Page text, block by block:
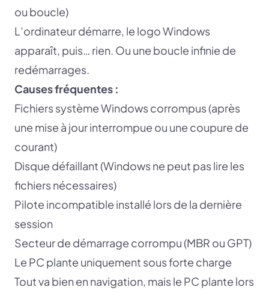
ou boucle)
L’ordinateur démarre, le logo Windows
apparaît, puis… rien. Ou une boucle infinie de
redémarrages.
Causes fréquentes :
Fichiers système Windows corrompus (après
une mise à jour interrompue ou une coupure de
courant)
Disque défaillant (Windows ne peut pas lire les
fichiers nécessaires)
Pilote incompatible installé lors de la dernière
session
Secteur de démarrage corrompu (MBR ou GPT)
Le PC plante uniquement sous forte charge
Tout va bien en navigation, mais le PC plante lors